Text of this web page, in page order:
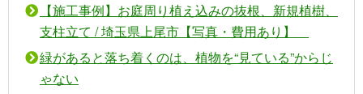
【施工事例】お庭周り植え込みの抜根、新規植樹、
支柱立て / 埼玉県上尾市【写真・費用あり】
緑があると落ち着くのは、植物を“見ている”からじ
ゃない